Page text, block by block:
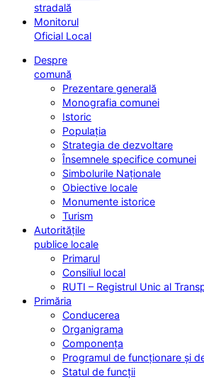
stradală
Monitorul
Oficial Local
Despre
comună
Prezentare generală
Monografia comunei
Istoric
Populația
Strategia de dezvoltare
Însemnele specifice comunei
Simbolurile Naționale
Obiective locale
Monumente istorice
Turism
Autoritățile
publice locale
Primarul
Consiliul local
RUTI – Registrul Unic al
Primăria
Conducerea
Organigrama
Componența
Programul de funcționare și
Statul de funcții